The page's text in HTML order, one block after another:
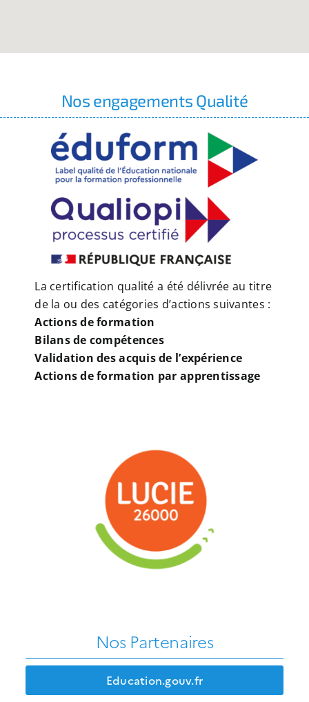
Nos engagements Qualité
La certification qualité a été délivrée au titre
de la ou des catégories d’actions suivantes :
Actions de formation
Bilans de compétences
Validation des acquis de l’expérience
Actions de formation par apprentissage
Nos Partenaires
Education.gouv.fr